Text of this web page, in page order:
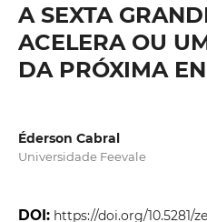
A SEXTA
ACELERA OU
DA PRÓXIMA
Éderson Cabral
Universidade Feevale
DOI: https://doi.org/10.5281/